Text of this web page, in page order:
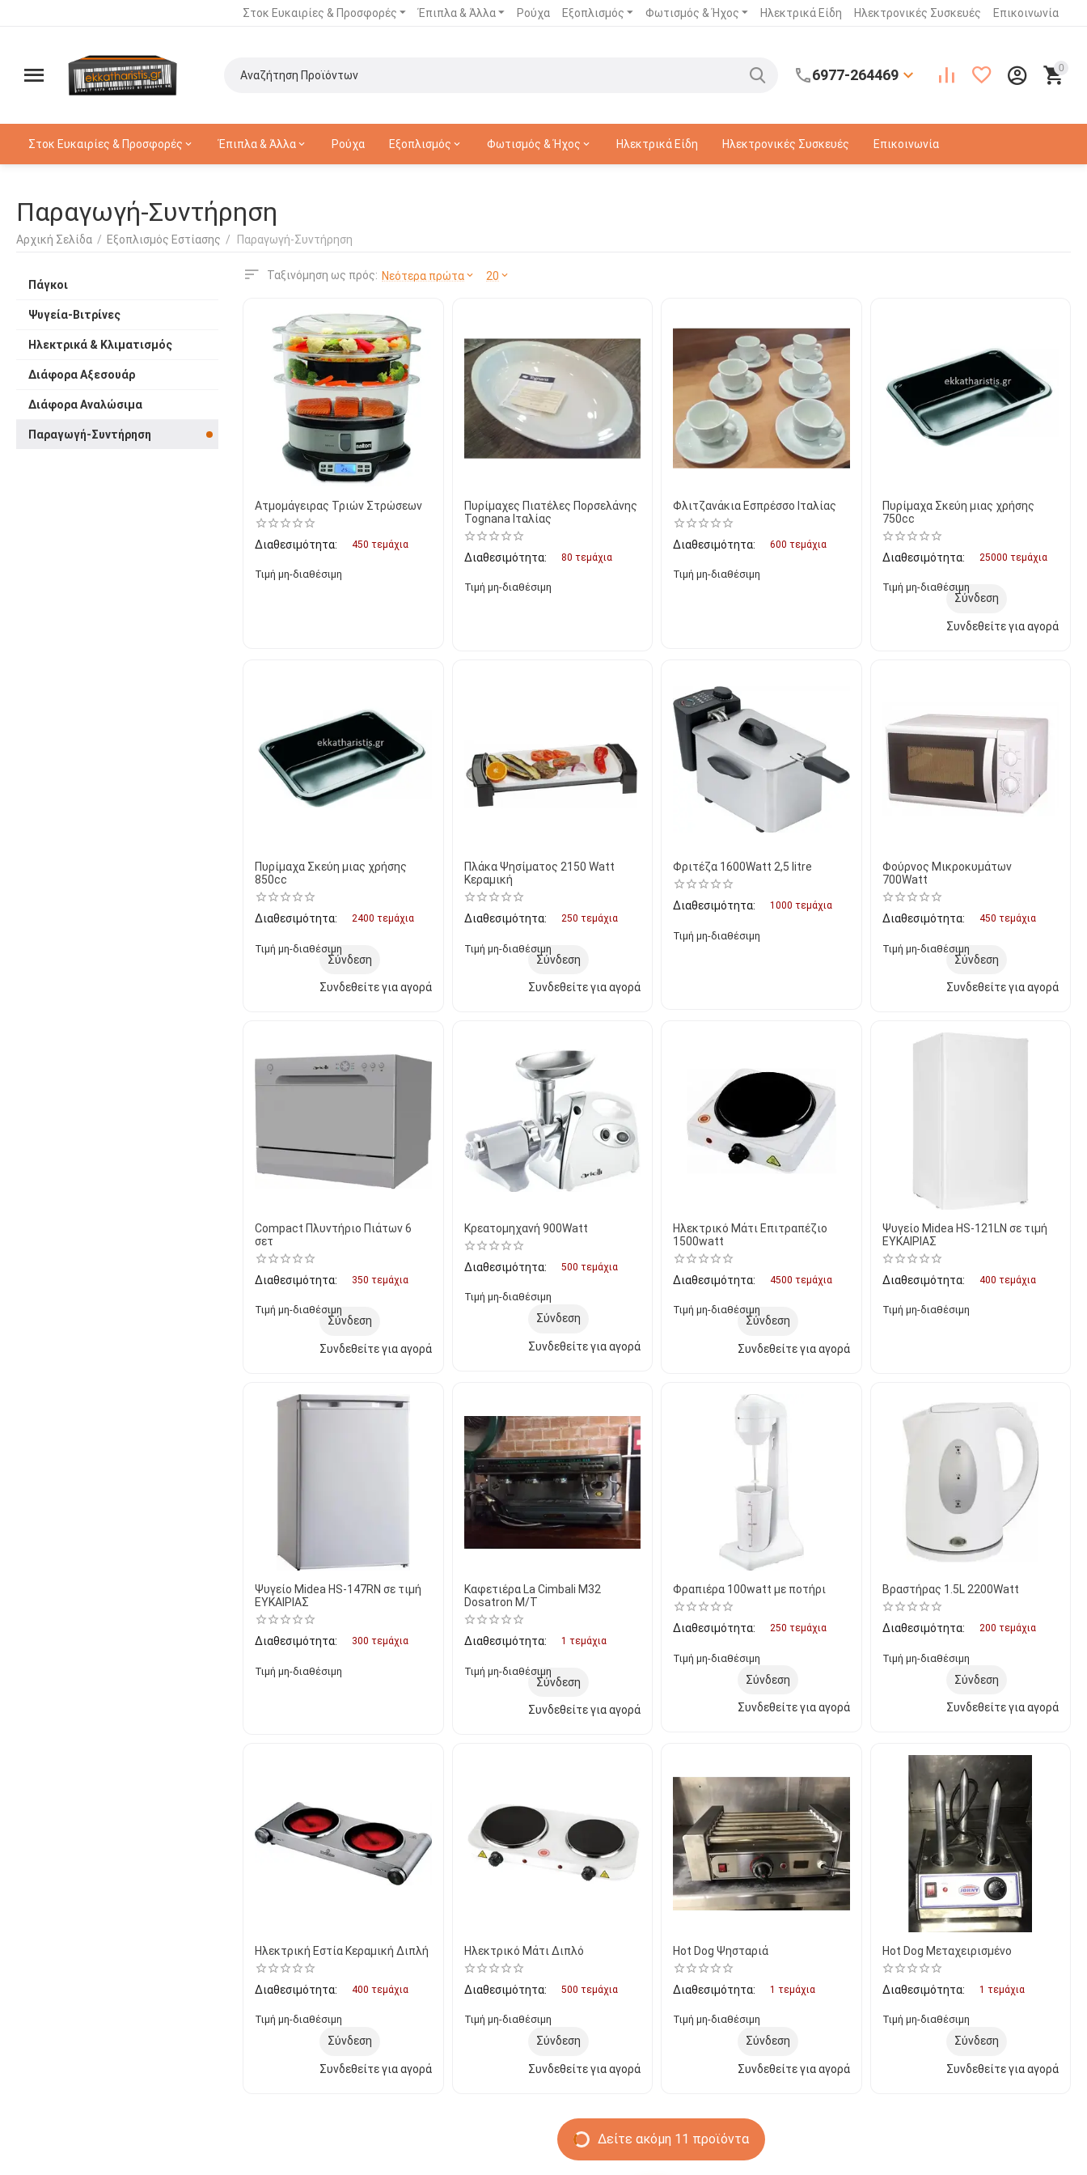
Στοκ Ευκαιρίες & Προσφορές Έπιπλα & Άλλα Ρούχα Εξοπλισμός Φωτισμός & Ήχος Ηλεκτρικά Είδη Ηλεκτρονικές Συσκευές Επικοινωνία
6977-264469 0
Στοκ Ευκαιρίες & Προσφορές Έπιπλα & Άλλα Ρούχα Εξοπλισμός Φωτισμός & Ήχος Ηλεκτρικά Είδη Ηλεκτρονικές Συσκευές Επικοινωνία
Παραγωγή-Συντήρηση
Αρχική Σελίδα / Εξοπλισμός Εστίασης / Παραγωγή-Συντήρηση
Ταξινόμηση ως πρός: Νεότερα πρώτα 20
Ατμομάγειρας Τριών Στρώσεων
Διαθεσιμότητα: 450 τεμάχια
Τιμή μη-διαθέσιμη
Πυρίμαχες Πιατέλες Πορσελάνης
Tognana Ιταλίας
Διαθεσιμότητα: 80 τεμάχια
Τιμή μη-διαθέσιμη
Φλιτζανάκια Εσπρέσσο Ιταλίας
Διαθεσιμότητα: 600 τεμάχια
Τιμή μη-διαθέσιμη
Πυρίμαχα Σκεύη μιας χρήσης
750cc
Διαθεσιμότητα: 25000 τεμάχια
Τιμή μη-διαθέσιμη
Σύνδεση
Συνδεθείτε για αγορά
Πυρίμαχα Σκεύη μιας χρήσης
850cc
Διαθεσιμότητα: 2400 τεμάχια
Τιμή μη-διαθέσιμη
Σύνδεση
Συνδεθείτε για αγορά
Πλάκα Ψησίματος 2150 Watt
Κεραμική
Διαθεσιμότητα: 250 τεμάχια
Τιμή μη-διαθέσιμη
Σύνδεση
Συνδεθείτε για αγορά
Φριτέζα 1600Watt 2,5 litre
Διαθεσιμότητα: 1000 τεμάχια
Τιμή μη-διαθέσιμη
Φούρνος Μικροκυμάτων
700Watt
Διαθεσιμότητα: 450 τεμάχια
Τιμή μη-διαθέσιμη
Σύνδεση
Συνδεθείτε για αγορά
Compact Πλυντήριο Πιάτων 6
σετ
Διαθεσιμότητα: 350 τεμάχια
Τιμή μη-διαθέσιμη
Σύνδεση
Συνδεθείτε για αγορά
Κρεατομηχανή 900Watt
Διαθεσιμότητα: 500 τεμάχια
Τιμή μη-διαθέσιμη
Σύνδεση
Συνδεθείτε για αγορά
Ηλεκτρικό Μάτι Επιτραπέζιο
1500watt
Διαθεσιμότητα: 4500 τεμάχια
Τιμή μη-διαθέσιμη
Σύνδεση
Συνδεθείτε για αγορά
Ψυγείο Midea HS-121LN σε τιμή
ΕΥΚΑΙΡΙΑΣ
Διαθεσιμότητα: 400 τεμάχια
Τιμή μη-διαθέσιμη
Ψυγείο Midea HS-147RN σε τιμή
ΕΥΚΑΙΡΙΑΣ
Διαθεσιμότητα: 300 τεμάχια
Τιμή μη-διαθέσιμη
Καφετιέρα La Cimbali M32
Dosatron M/T
Διαθεσιμότητα: 1 τεμάχια
Τιμή μη-διαθέσιμη
Σύνδεση
Συνδεθείτε για αγορά
Φραπιέρα 100watt με ποτήρι
Διαθεσιμότητα: 250 τεμάχια
Τιμή μη-διαθέσιμη
Σύνδεση
Συνδεθείτε για αγορά
Βραστήρας 1.5L 2200Watt
Διαθεσιμότητα: 200 τεμάχια
Τιμή μη-διαθέσιμη
Σύνδεση
Συνδεθείτε για αγορά
Ηλεκτρική Εστία Κεραμική Διπλή
Διαθεσιμότητα: 400 τεμάχια
Τιμή μη-διαθέσιμη
Σύνδεση
Συνδεθείτε για αγορά
Ηλεκτρικό Μάτι Διπλό
Διαθεσιμότητα: 500 τεμάχια
Τιμή μη-διαθέσιμη
Σύνδεση
Συνδεθείτε για αγορά
Hot Dog Ψησταριά
Διαθεσιμότητα: 1 τεμάχια
Τιμή μη-διαθέσιμη
Σύνδεση
Συνδεθείτε για αγορά
Hot Dog Μεταχειρισμένο
Διαθεσιμότητα: 1 τεμάχια
Τιμή μη-διαθέσιμη
Σύνδεση
Συνδεθείτε για αγορά
Δείτε ακόμη 11 προϊόντα
Πάγκοι
Ψυγεία-Βιτρίνες
Ηλεκτρικά & Κλιματισμός
Διάφορα Αξεσουάρ
Διάφορα Αναλώσιμα
Παραγωγή-Συντήρηση